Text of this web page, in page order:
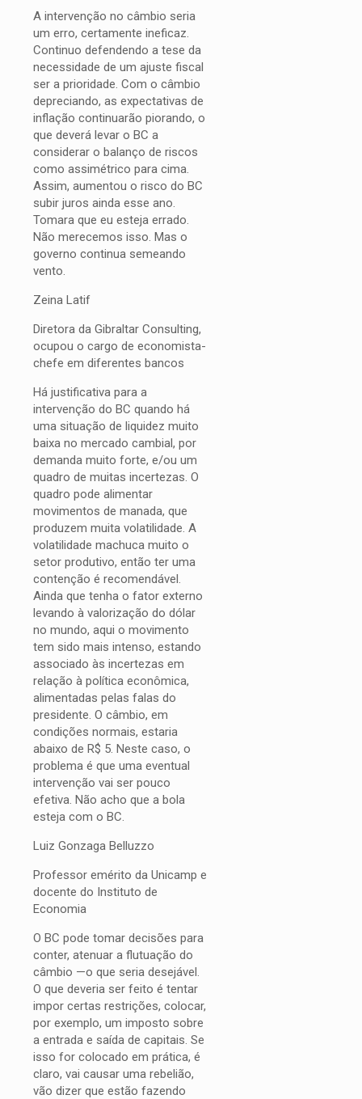
A intervenção no câmbio seria
um erro, certamente ineficaz.
Continuo defendendo a tese da
necessidade de um ajuste fiscal
ser a prioridade. Com o câmbio
depreciando, as expectativas de
inflação continuarão piorando, o
que deverá levar o BC a
considerar o balanço de riscos
como assimétrico para cima.
Assim, aumentou o risco do BC
subir juros ainda esse ano.
Tomara que eu esteja errado.
Não merecemos isso. Mas o
governo continua semeando
vento.
Zeina Latif
Diretora da Gibraltar Consulting,
ocupou o cargo de economista-
chefe em diferentes bancos
Há justificativa para a
intervenção do BC quando há
uma situação de liquidez muito
baixa no mercado cambial, por
demanda muito forte, e/ou um
quadro de muitas incertezas. O
quadro pode alimentar
movimentos de manada, que
produzem muita volatilidade. A
volatilidade machuca muito o
setor produtivo, então ter uma
contenção é recomendável.
Ainda que tenha o fator externo
levando à valorização do dólar
no mundo, aqui o movimento
tem sido mais intenso, estando
associado às incertezas em
relação à política econômica,
alimentadas pelas falas do
presidente. O câmbio, em
condições normais, estaria
abaixo de R$ 5. Neste caso, o
problema é que uma eventual
intervenção vai ser pouco
efetiva. Não acho que a bola
esteja com o BC.
Luiz Gonzaga Belluzzo
Professor emérito da Unicamp e
docente do Instituto de
Economia
O BC pode tomar decisões para
conter, atenuar a flutuação do
câmbio —o que seria desejável.
O que deveria ser feito é tentar
impor certas restrições, colocar,
por exemplo, um imposto sobre
a entrada e saída de capitais. Se
isso for colocado em prática, é
claro, vai causar uma rebelião,
vão dizer que estão fazendo